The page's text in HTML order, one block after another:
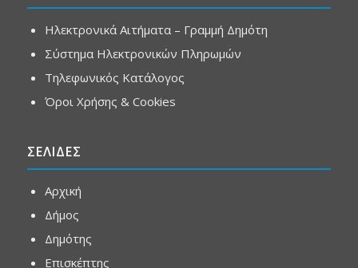
Ηλεκτρονικά Αιτήματα – Γραμμή Δημότη
Σύστημα Ηλεκτρονικών Πληρωμών
Τηλεφωνικός Κατάλογος
Όροι Χρήσης & Cookies
ΣΕΛΙΔΕΣ
Αρχική
Δήμος
Δημότης
Επισκέπτης